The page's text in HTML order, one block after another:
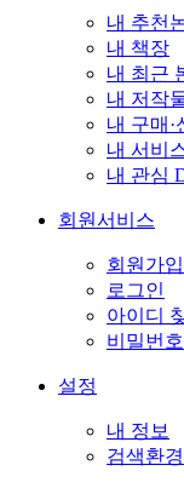
내 추천
내 책장
내 최근
내 저작
내 구매·
내 서비
내 관심
회원서비스
회원가입
로그인
아이디
비밀번호
설정
내 정보
검색환